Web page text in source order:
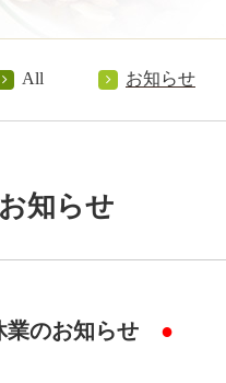
All お知らせ
知らせ
業のお知らせ ●